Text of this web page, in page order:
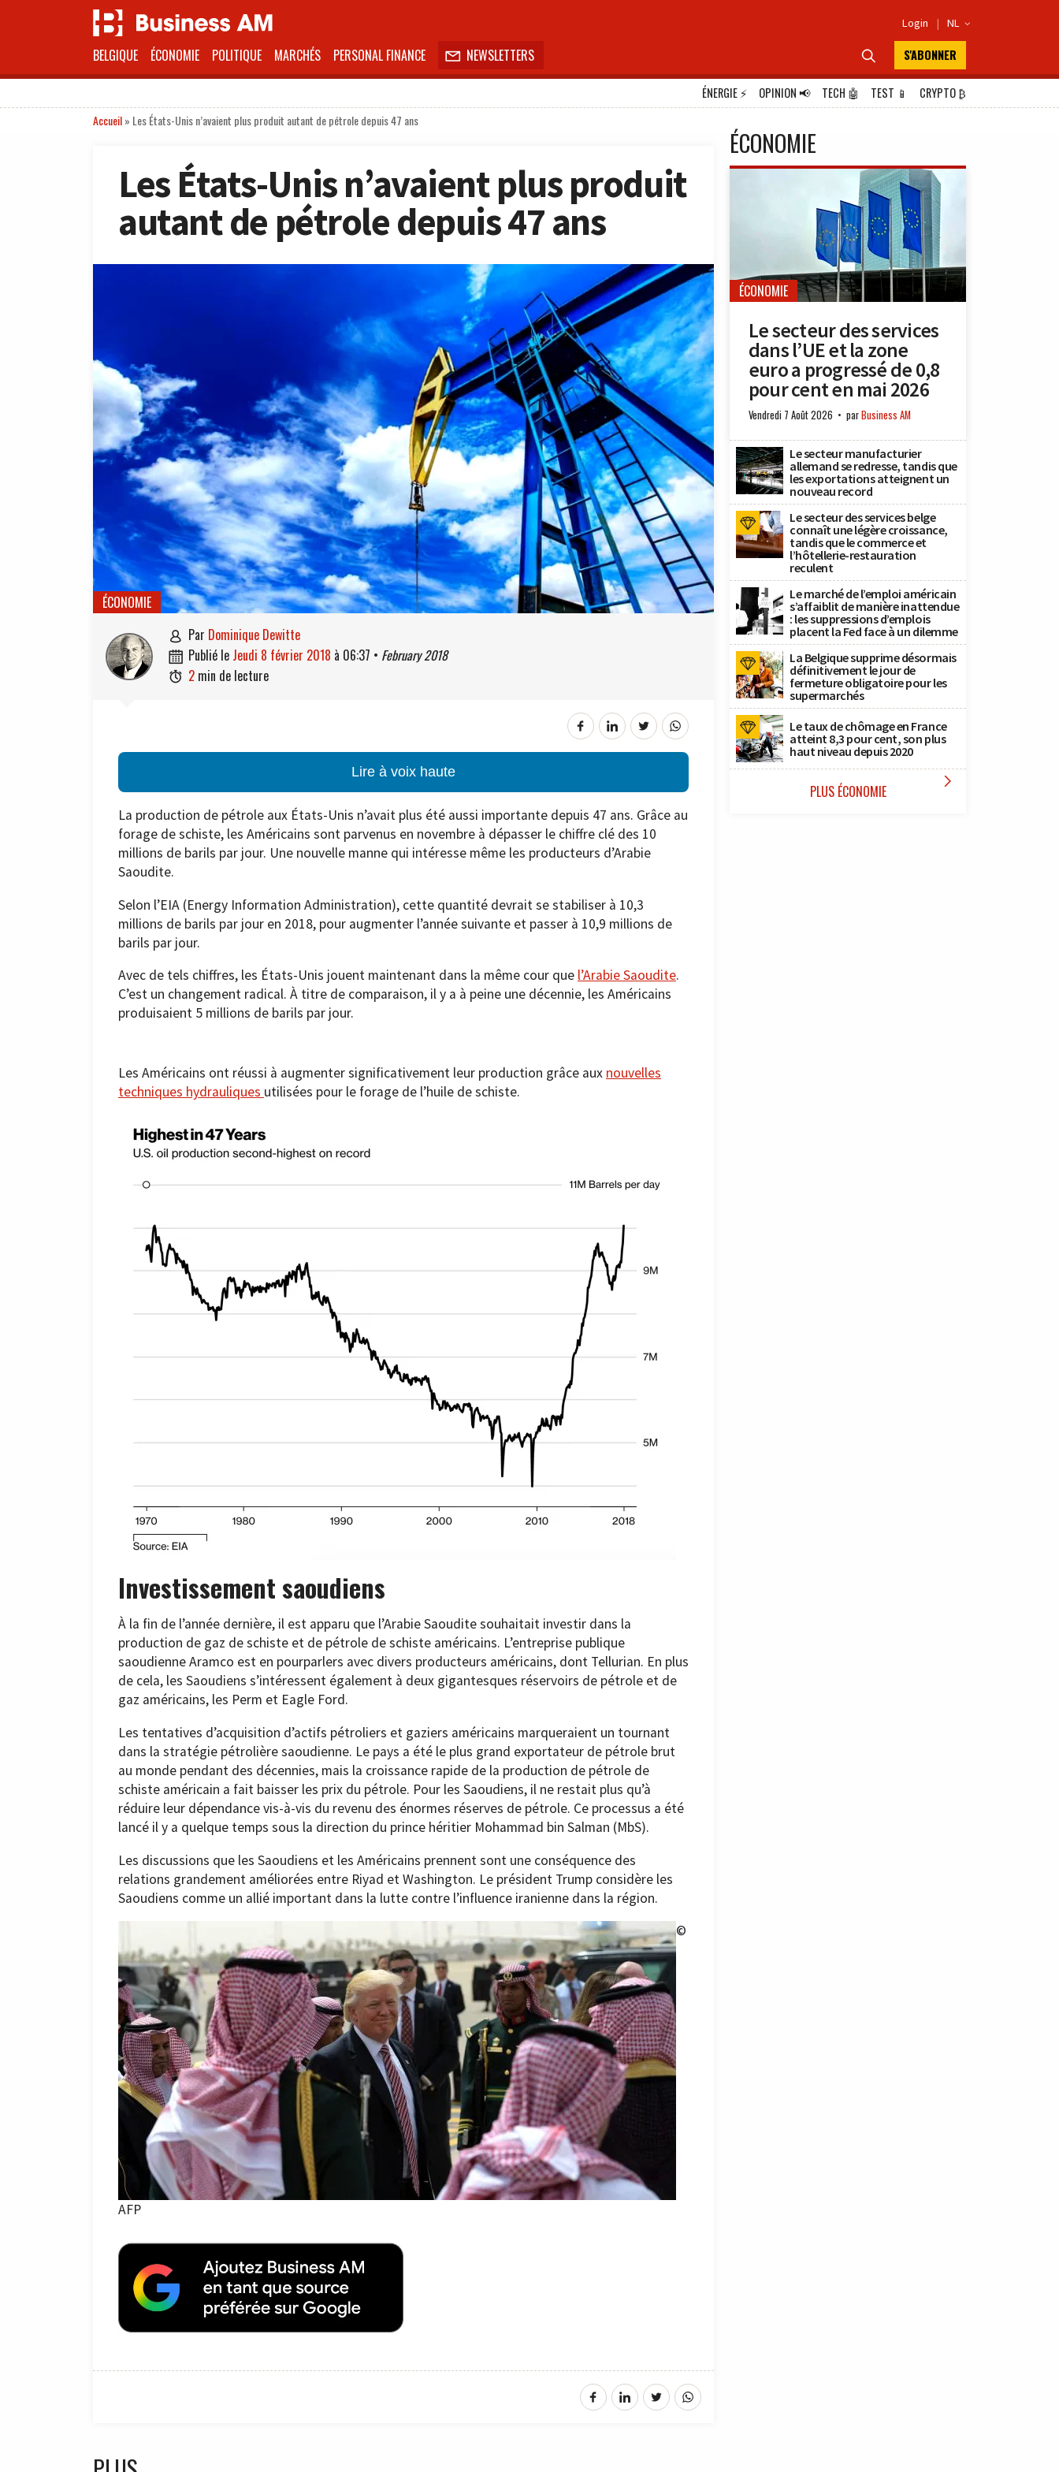
Login | NL 
BELGIQUE ÉCONOMIE POLITIQUE MARCHÉS PERSONAL FINANCE  NEWSLETTERS  S'ABONNER
ÉNERGIE⚡ OPINION📢 TECH 🤖 TEST 📱 CRYPTO₿
Accueil» Les États-Unis n’avaient plus produit autant de pétrole depuis 47 ans
Les États-Unis n’avaient plus produit
autant de pétrole depuis 47 ans
ÉCONOMIE
 par Dominique Dewitte
 publié le jeudi 8 février 2018 à 06:37 • February 2018
 2 min de lecture
Lire à voix haute
La production de pétrole aux États-Unis n’avait plus été aussi importante depuis 47 ans. Grâce au
forage de schiste, les Américains sont parvenus en novembre à dépasser le chiffre clé des 10
millions de barils par jour. Une nouvelle manne qui intéresse même les producteurs d’Arabie
Saoudite.
Selon l’EIA (Energy Information Administration), cette quantité devrait se stabiliser à 10,3
millions de barils par jour en 2018, pour augmenter l’année suivante et passer à 10,9 millions de
barils par jour.
Avec de tels chiffres, les États-Unis jouent maintenant dans la même cour que l’Arabie Saoudite.
C’est un changement radical. À titre de comparaison, il y a à peine une décennie, les Américains
produisaient 5 millions de barils par jour.
Les Américains ont réussi à augmenter significativement leur production grâce aux nouvelles
techniques hydrauliques utilisées pour le forage de l’huile de schiste.
Investissement saoudiens
À la fin de l’année dernière, il est apparu que l’Arabie Saoudite souhaitait investir dans la
production de gaz de schiste et de pétrole de schiste américains. L’entreprise publique
saoudienne Aramco est en pourparlers avec divers producteurs américains, dont Tellurian. En plus
de cela, les Saoudiens s’intéressent également à deux gigantesques réservoirs de pétrole et de
gaz américains, les Perm et Eagle Ford.
Les tentatives d’acquisition d’actifs pétroliers et gaziers américains marqueraient un tournant
dans la stratégie pétrolière saoudienne. Le pays a été le plus grand exportateur de pétrole brut
au monde pendant des décennies, mais la croissance rapide de la production de pétrole de
schiste américain a fait baisser les prix du pétrole. Pour les Saoudiens, il ne restait plus qu’à
réduire leur dépendance vis-à-vis du revenu des énormes réserves de pétrole. Ce processus a été
lancé il y a quelque temps sous la direction du prince héritier Mohammad bin Salman (MbS).
Les discussions que les Saoudiens et les Américains prennent sont une conséquence des
relations grandement améliorées entre Riyad et Washington. Le président Trump considère les
Saoudiens comme un allié important dans la lutte contre l’influence iranienne dans la région.
©
AFP
ÉCONOMIE
ÉCONOMIE
Le secteur des services
dans l’UE et la zone
euro a progressé de 0,8
pour cent en mai 2026
Vendredi 7 Août 2026 parBusiness AM
Le secteur manufacturier
allemand se redresse, tandis que
les exportations atteignent un
nouveau record
Le secteur des services belge
connaît une légère croissance,
tandis que le commerce et
l’hôtellerie-restauration
reculent
Le marché de l’emploi américain
s’affaiblit de manière inattendue
: les suppressions d’emplois
placent la Fed face à un dilemme
La Belgique supprime désormais
définitivement le jour de
fermeture obligatoire pour les
supermarchés
Le taux de chômage en France
atteint 8,3 pour cent, son plus
haut niveau depuis 2020
PLUS ÉCONOMIE 